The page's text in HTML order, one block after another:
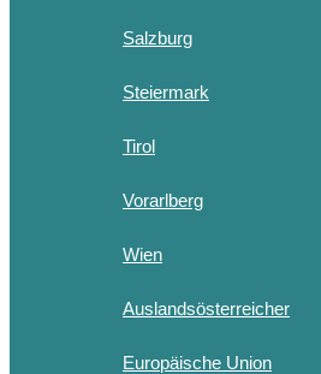
Salzburg
Steiermark
Tirol
Vorarlberg
Wien
Auslandsösterreicher
Europäische Union